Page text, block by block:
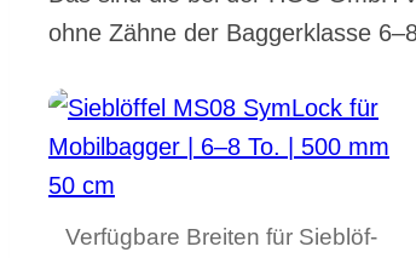
ohne Zäh­ne der Bag­ger­klas­se
Ver­füg­ba­re Brei­ten für Sieb­löf­